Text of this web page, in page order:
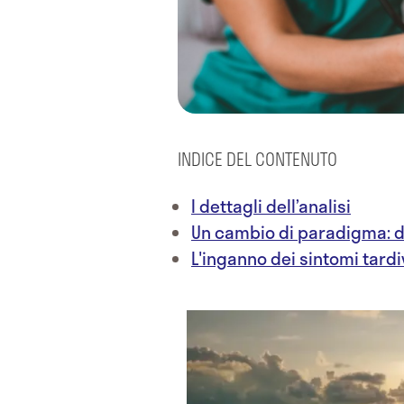
INDICE DEL CONTENUTO
I dettagli dell’analisi
Un cambio di paradigma:
L'inganno dei sintomi